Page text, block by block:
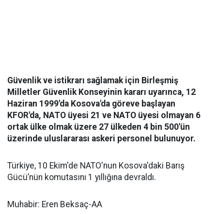
Güvenlik ve istikrarı sağlamak için Birleşmiş
Milletler Güvenlik Konseyinin kararı uyarınca, 12
Haziran 1999'da Kosova'da göreve başlayan
KFOR'da, NATO üyesi 21 ve NATO üyesi olmayan 6
ortak ülke olmak üzere 27 ülkeden 4 bin 500'ün
üzerinde uluslararası askeri personel bulunuyor.
Türkiye, 10 Ekim'de NATO'nun Kosova'daki Barış
Gücü’nün komutasını 1 yıllığına devraldı.
Muhabir: Eren Beksaç-AA